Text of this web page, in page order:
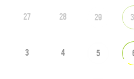
27 28 29
3 4 5